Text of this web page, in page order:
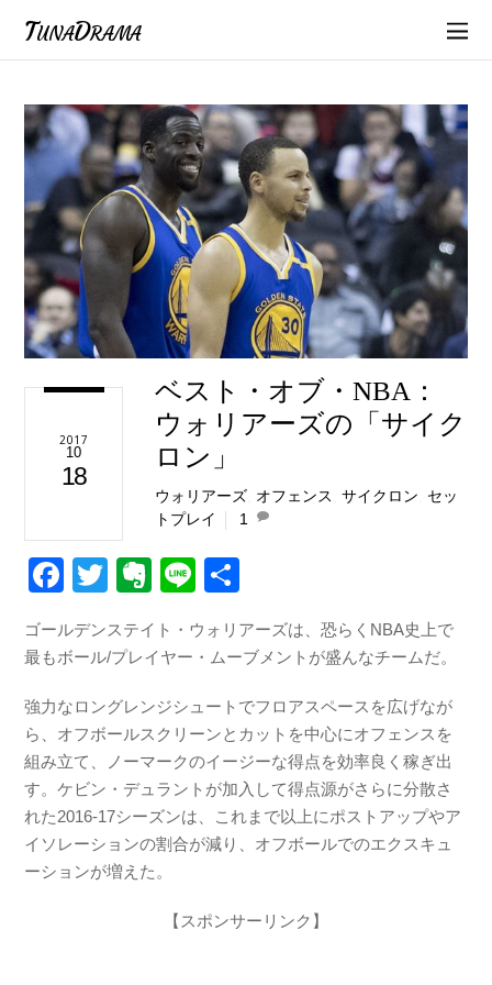
TunaDrama
2017
10
18
ベスト・オブ・NBA：
ウォリアーズの「サイク
ロン」
ウォリアーズ オフェンス ,サイクロン
セッ
トプレイ
1
F
c
b
o
o
k
T
tt
E
er
ot
e
Li
e
ゴールデンステイト・ウォリアーズは、恐らくNBA史上で
最もボール/プレイヤー・ムーブメントが盛んなチームだ。
強力なロングレンジシュートでフロアスペースを広げなが
ら、オフボールスクリーンとカットを中心にオフェンスを
組み立て、ノーマークのイージーな得点を効率良く稼ぎ出
す。ケビン・デュラントが加入して得点源がさらに分散さ
れた2016-17シーズンは、これまで以上にポストアップやア
イソレーションの割合が減り、オフボールでのエクスキュ
ーションが増えた。
【スポンサーリンク】